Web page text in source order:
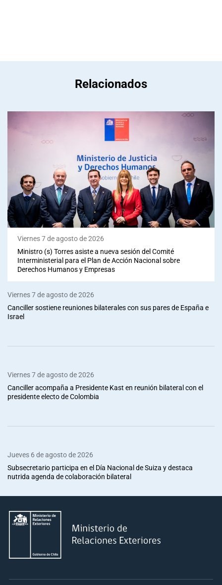
Relacionados
Viernes 7 de agosto de 2026
Ministro (s) Torres asiste a nueva sesión del Comité
Interministerial para el Plan de Acción Nacional sobre
Derechos Humanos y Empresas
Viernes 7 de agosto de 2026
Canciller sostiene reuniones bilaterales con sus pares de España e
Israel
Viernes 7 de agosto de 2026
Canciller acompaña a Presidente Kast en reunión bilateral con el
presidente electo de Colombia
Jueves 6 de agosto de 2026
Subsecretario participa en el Día Nacional de Suiza y destaca
nutrida agenda de colaboración bilateral